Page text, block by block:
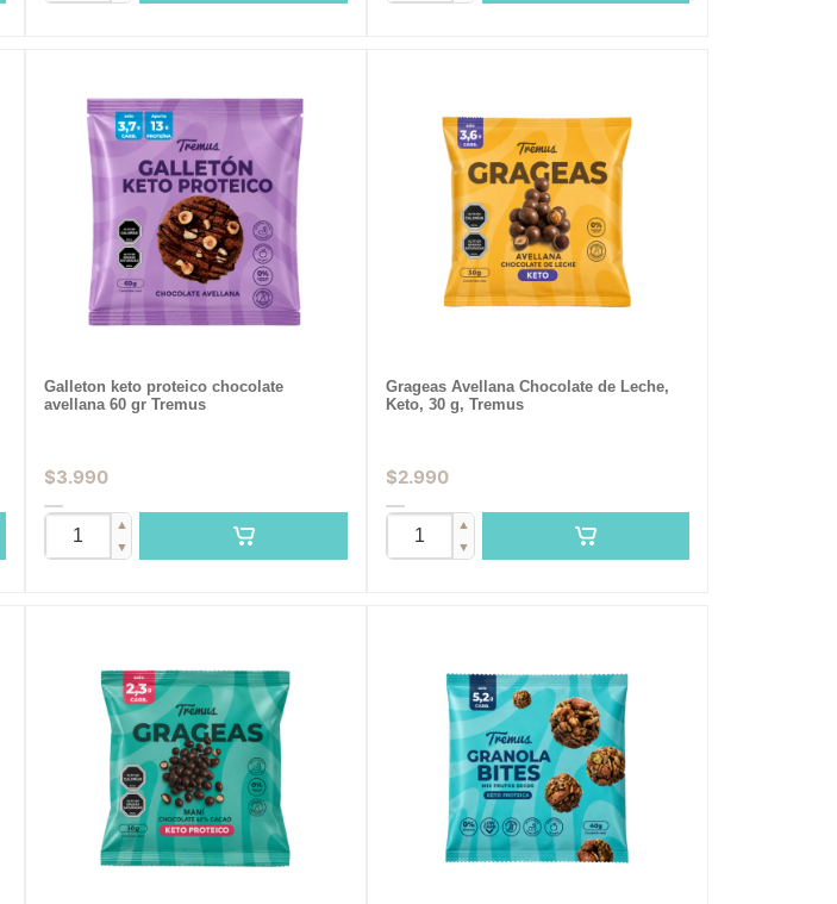
Galleton keto proteico chocolate
avellana 60 gr Tremus
$3.990
▲
▼
Grageas Avellana Chocolate de Leche,
Keto, 30 g, Tremus
$2.990
▲
▼